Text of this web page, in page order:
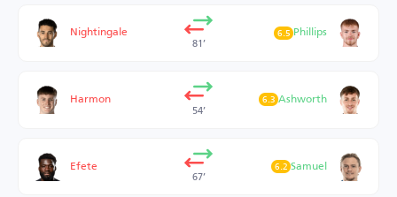
Nightingale
81’
Phillips
6.5
Harmon
54’
Ashworth
6.3
Efete
67’
Samuel
6.2